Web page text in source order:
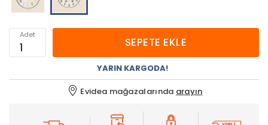
Adet
SEPETE EKLE
YARIN KARGODA!
Evidea mağazalarında arayın